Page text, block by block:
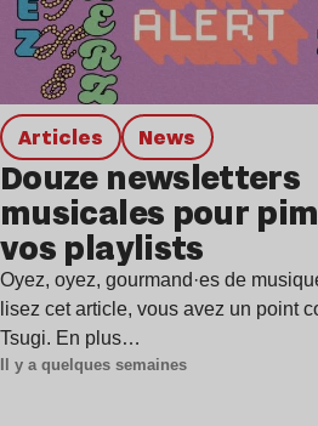
Articles news
Douze newsletters
musicales pour
vos playlists
Oyez, oyez, gourmand·es de
lisez cet article, vous avez un point
Tsugi. En plus…
Il y a quelques semaines